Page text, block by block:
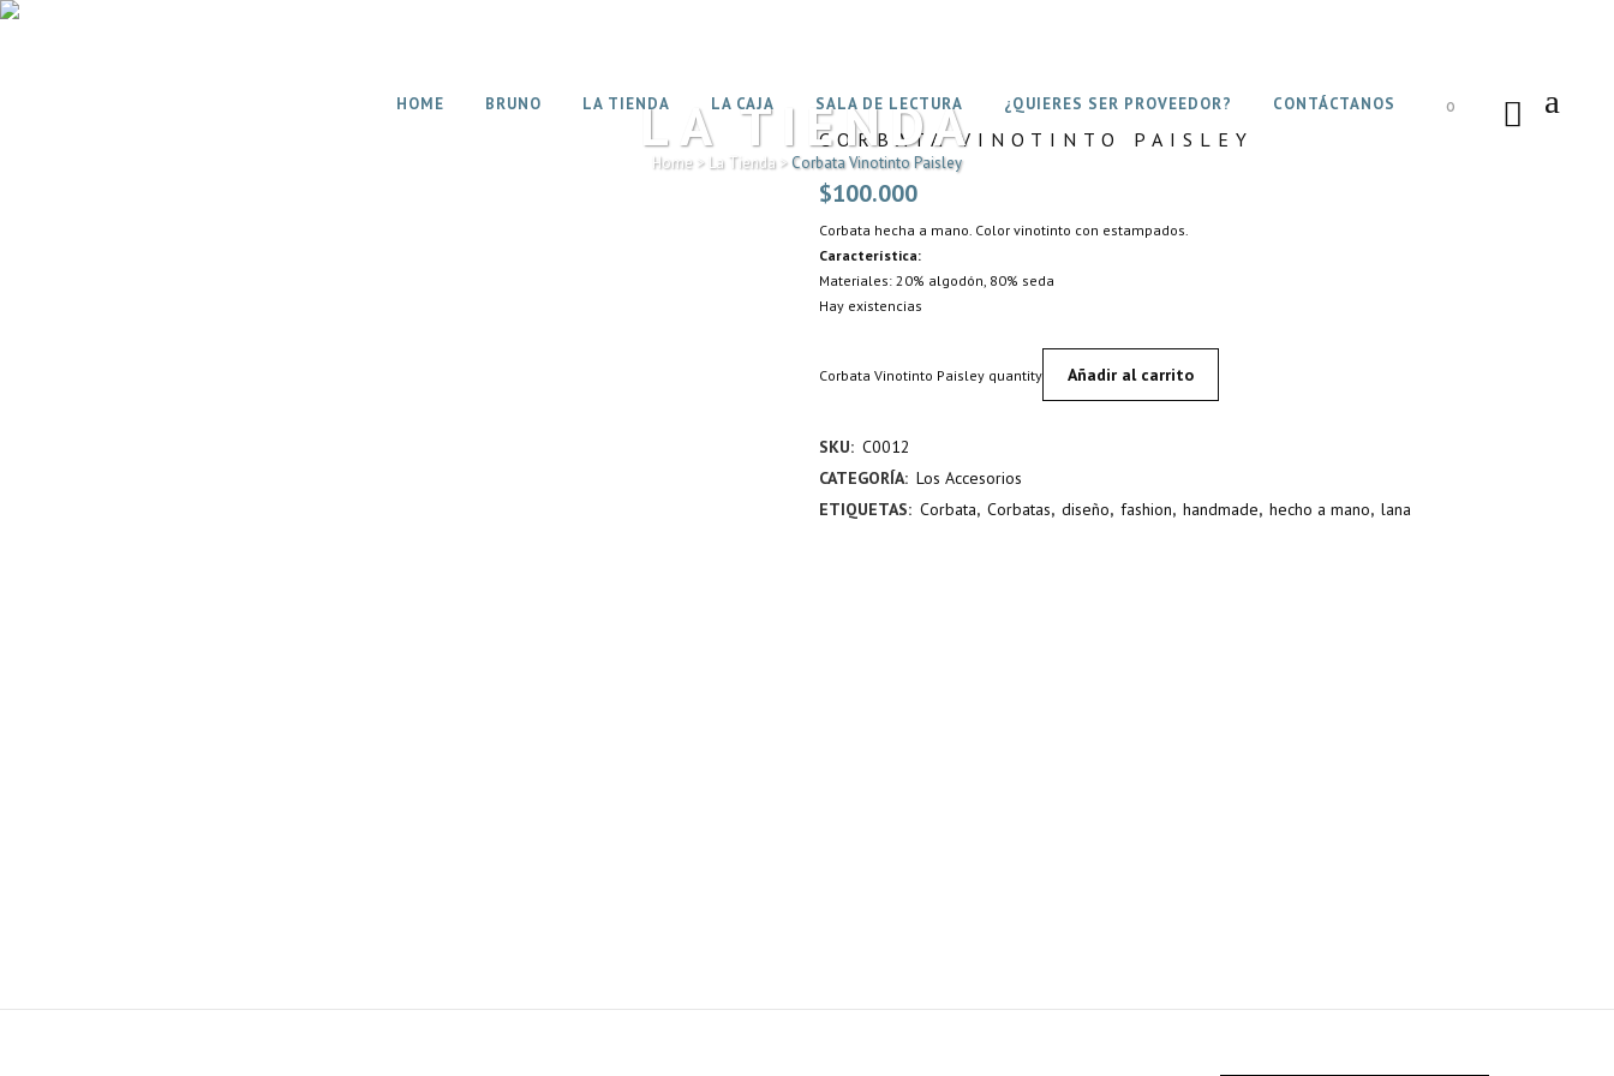
0
HOME BRUNO LA TIENDA LA CAJA SALA DE LECTURA ¿QUIERES SER PROVEEDOR? CONTÁCTANOS
LA TIENDA
Home > La Tienda > Corbata Vinotinto Paisley
CORBATA VINOTINTO PAISLEY
$100.000
Corbata hecha a mano. Color vinotinto con estampados.
Característica:
Materiales: 20% algodón, 80% seda
Hay existencias
Corbata Vinotinto Paisley quantity Añadir al carrito
SKU: C0012
CATEGORÍA: Los Accesorios
ETIQUETAS: Corbata, Corbatas, diseño, fashion, handmade, hecho a mano, lana